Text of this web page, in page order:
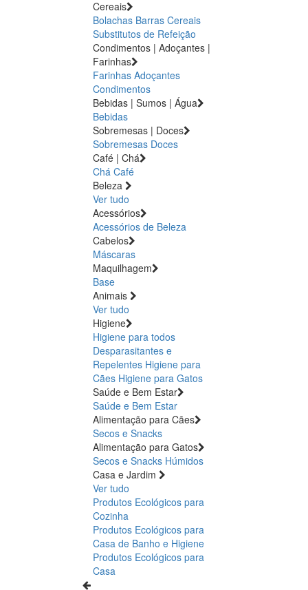
Cereais
Bolachas Barras Cereais
Substitutos de Refeição
Condimentos | Adoçantes |
Farinhas
Farinhas Adoçantes
Condimentos
Bebidas | Sumos | Água
Bebidas
Sobremesas | Doces
Sobremesas Doces
Café | Chá
Chá Café
Beleza
Ver tudo
Acessórios
Acessórios de Beleza
Cabelos
Máscaras
Maquilhagem
Base
Animais
Ver tudo
Higiene
Higiene para todos
Desparasitantes e
Repelentes Higiene para
Cães Higiene para Gatos
Saúde e Bem Estar
Saúde e Bem Estar
Alimentação para Cães
Secos e Snacks
Alimentação para Gatos
Secos e Snacks Húmidos
Casa e Jardim
Ver tudo
Produtos Ecológicos para
Cozinha
Produtos Ecológicos para
Casa de Banho e Higiene
Produtos Ecológicos para
Casa